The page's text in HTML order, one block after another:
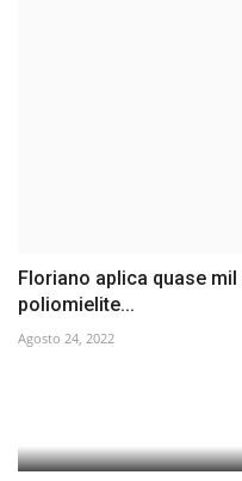
Floriano aplica quase
poliomielite...
Agosto 24, 2022